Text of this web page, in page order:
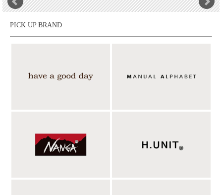
PICK UP BRAND